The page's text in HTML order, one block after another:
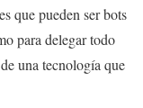
que pueden ser bots
para delegar todo
una tecnología que